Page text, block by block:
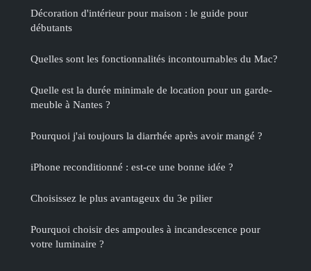
Décoration d'intérieur pour maison : le guide pour
débutants
Quelles sont les fonctionnalités incontournables du Mac?
Quelle est la durée minimale de location pour un garde-
meuble à Nantes ?
Pourquoi j'ai toujours la diarrhée après avoir mangé ?
iPhone reconditionné : est-ce une bonne idée ?
Choisissez le plus avantageux du 3e pilier
Pourquoi choisir des ampoules à incandescence pour
votre luminaire ?